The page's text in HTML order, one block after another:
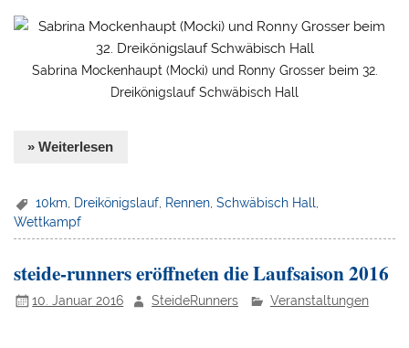
Sabrina Mockenhaupt (Mocki) und Ronny Grosser beim 32.
Dreikönigslauf Schwäbisch Hall
» Weiterlesen
10km Dreikönigslauf Rennen ,Schwäbisch Hall
Wettkampf
steide-runners eröffneten die Laufsaison 2016
10. Januar 2016 SteideRunners Veranstaltungen